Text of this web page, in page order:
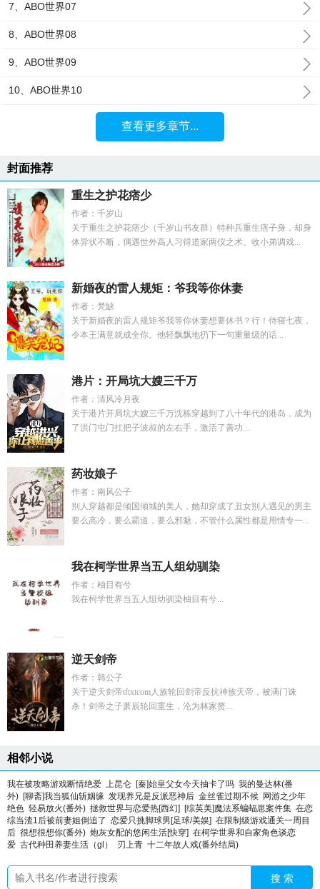
7、ABO世界07
8、ABO世界08
9、ABO世界09
10、ABO世界10
查看更多章节...
封面推荐
重生之护花痞少
作者：千岁山
关于重生之护花痞少（千岁山书友群）特种兵重生痞子身，却身
体异状不断，偶遇世外高人习得道家两仪之术。收小弟调戏...
新婚夜的雷人规矩：爷我等你休妻
作者：梵缺
关于新婚夜的雷人规矩爷我等你休妻想要休书？行！侍寝七夜，
令本王满意就成全你。他轻飘飘地扔下一句重量级的话...
港片：开局坑大嫂三千万
作者：清风冷月夜
关于港片开局坑大嫂三千万沈栋穿越到了八十年代的港岛，成为
了洪门屯门扛把子波叔的左右手，激活了善功...
药妆娘子
作者：南风公子
别人穿越都是倾国倾城的美人，她却穿成了丑女别人遇见的男主
要么高冷，要么霸道，要么邪魅，不管什么属性都是用情专一...
我在柯学世界当五人组幼驯染
作者：柚目有兮
我在柯学世界当五人组幼驯染柚目有兮...
逆天剑帝
作者：韩公子
关于逆天剑帝tftxtcom人族轮回剑帝反抗神族天帝，被满门诛
杀！剑帝之子萧辰轮回重生，沦为林家赘...
相邻小说
我在被攻略游戏断情绝爱 上昆仑 [秦]始皇父女今天抽卡了吗 我的曼达林(番
外) [聊斋]我当狐仙斩姻缘 发现养兄是反派恶神后 金丝雀过期不候 网游之少年
绝色 轻易放火(番外) 拯救世界与恋爱热[西幻] [综英美]魔法系蝙蝠崽案件集 在恋
综当渣1后被前妻姐倒追了 恋爱只挑脚球男[足球/美娱] 在限制级游戏通关一周目
后 很想很想你(番外) 炮灰女配的悠闲生活[快穿] 在柯学世界和自家角色谈恋
爱 古代种田养妻生活（gl） 刃上青 十二年故人戏(番外结局)
搜 索